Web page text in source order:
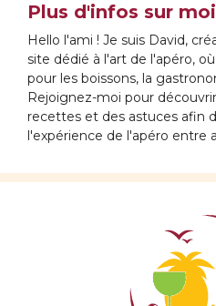
Plus d'infos sur moi
Hello l'ami ! Je suis David,
site dédié à l'art de l'apéro,
pour les boissons, la
Rejoignez-moi pour
recettes et des astuces afin
l'expérience de l'apéro entre